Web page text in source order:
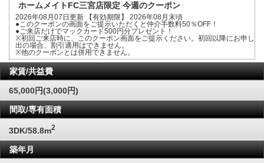
ホームメイトFC三宮店限定 今週のクーポン
2026年08月07日更新 【有効期限】 2026年08月末頃
●このクーポンの画面をご提示いただくと仲介手数料50％OFF！
●ご来店だけでマックカード500円分プレゼント！
※初回ご来店時に、このクーポン画面をご提示ください。初回以降にお申し
出の場合、割引適用はできません。
※他のクーポンとは併用できません。
家賃/共益費
65,000円(3,000円)
間取/専有面積
3DK/58.8m2
築年月